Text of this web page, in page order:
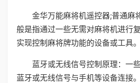
金华万能麻将机遥控器;普通麻
般是指通过一些无需对麻将机进行
实现控制麻将牌功能的设备或工具。
蓝牙或无线信号控制原理：一
蓝牙或无线信号与手机等设备连接